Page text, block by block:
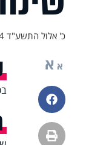
כ' אלול התשע"ד
א א
פייסבוק
הדפסה